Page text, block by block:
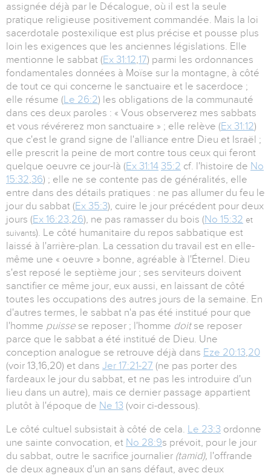
assignée déjà par le Décalogue, où il est la seule
pratique religieuse positivement commandée. Mais la loi
sacerdotale postexilique est plus précise et pousse plus
loin les exigences que les anciennes législations. Elle
mentionne le sabbat (Ex 31:12,17) parmi les ordonnances
fondamentales données à Moïse sur la montagne, à côté
de tout ce qui concerne le sanctuaire et le sacerdoce ;
elle résume (Le 26:2) les obligations de la communauté
dans ces deux paroles : « Vous observerez mes sabbats
et vous révérerez mon sanctuaire » ; elle relève (Ex 31:12)
que c'est le grand signe de l'alliance entre Dieu et Israël ;
elle prescrit la peine de mort contre tous ceux qui feront
quelque oeuvre ce jour-là (Ex 31:14 35:2 cf. l'histoire de No
15:32,36) ; elle ne se contente pas de généralités, elle
entre dans des détails pratiques : ne pas allumer du feu le
jour du sabbat (Ex 35:3), cuire le jour précédent pour deux
jours (Ex 16:23,26), ne pas ramasser du bois (No 15:32 et
suivants). Le côté humanitaire du repos sabbatique est
laissé à l'arrière-plan. La cessation du travail est en elle-
même une « oeuvre » bonne, agréable à l'Éternel. Dieu
s'est reposé le septième jour ; ses serviteurs doivent
sanctifier ce même jour, eux aussi, en laissant de côté
toutes les occupations des autres jours de la semaine. En
d'autres termes, le sabbat n'a pas été institué pour que
l'homme puisse se reposer ; l'homme doit se reposer
parce que le sabbat a été institué de Dieu. Une
conception analogue se retrouve déjà dans Eze 20:13,20
(voir 13,16,20) et dans Jer 17:21-27 (ne pas porter des
fardeaux le jour du sabbat, et ne pas les introduire d'un
lieu dans un autre), mais ce dernier passage appartient
plutôt à l'époque de Ne 13 (voir ci-dessous).
Le côté cultuel subsistait à côté de cela. Le 23:3 ordonne
une sainte convocation, et No 28:9s prévoit, pour le jour
du sabbat, outre le sacrifice journalier (tamid), l'offrande
de deux agneaux d'un an sans défaut, avec deux